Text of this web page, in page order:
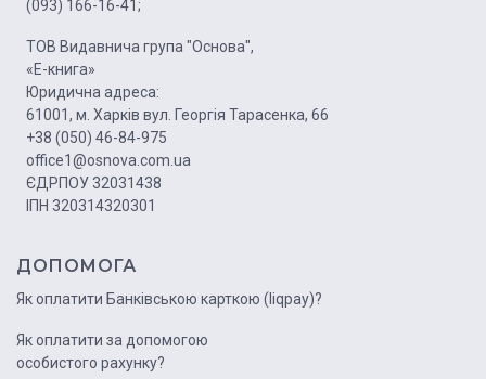
(093) 166-16-41;
ТОВ Видавнича група "Основа",
«Е-книга»
Юридична адреса:
61001, м. Харків вул. Георгія Тарасенка, 66
+38 (050) 46-84-975
office1@osnova.com.ua
ЄДРПОУ 32031438
ІПН 320314320301
ДОПОМОГА
Як оплатити Банківською карткою (liqpay)?
Як оплатити за допомогою
особистого рахунку?